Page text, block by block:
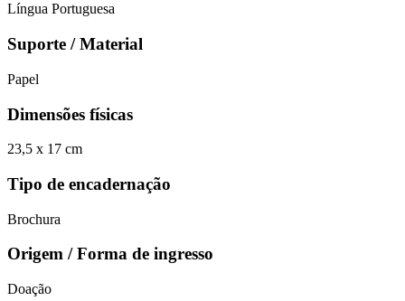
Língua Portuguesa
Suporte / Material
Papel
Dimensões físicas
23,5 x 17 cm
Tipo de encadernação
Brochura
Origem / Forma de ingresso
Doação